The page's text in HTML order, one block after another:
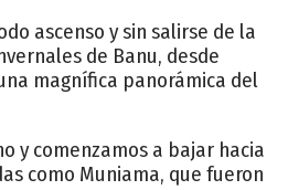
ascenso y sin salirse de la
de Banu, desde
magnífica panorámica del
y comenzamos a bajar hacia
como Muniama, que fueron